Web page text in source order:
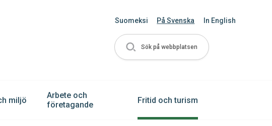
Suomeksi På Svenska In English
Sök på webbplatsen
miljö
Arbete och
företagande
Fritid och turism